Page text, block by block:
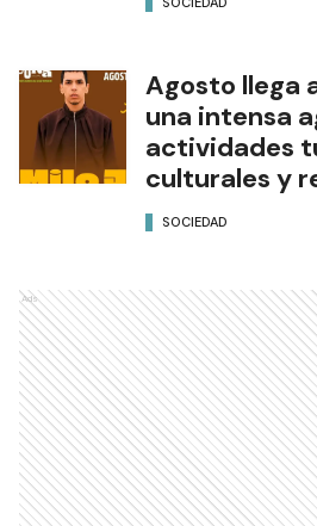
Agosto llega
una intensa
actividades
culturales y
SOCIEDAD
Ads